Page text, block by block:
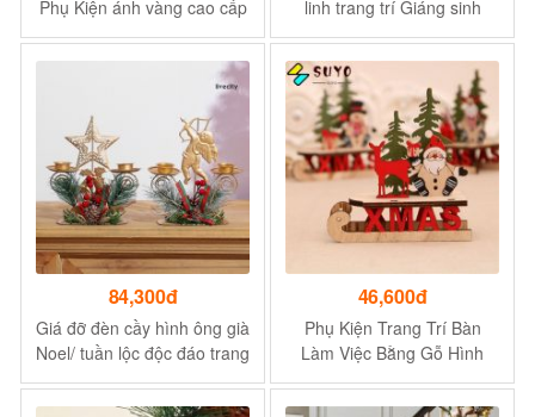
Phụ Kiện ánh vàng cao cấp
- Dán đơn giản, dễ thực
linh trang trí Giáng sinh
Ghome, cây thông 1m8
Noel cao cấp decor đón
giáng sinh CT22 M2
84,300đ
Giá đỡ đèn cầy hình ông già
Noel/ tuần lộc độc đáo trang
trí bàn làm việc
46,600đ
Phụ Kiện Trang Trí Bàn
Làm Việc Bằng Gỗ Hình
Ông Già Noel / Người Tuyết
/ Nai Sừng Tấm